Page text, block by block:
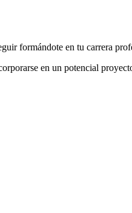
formándote en tu carrera
en un potencial